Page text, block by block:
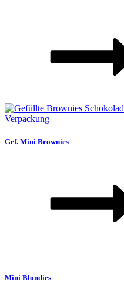
Gef. Mini Brownies
Mini Blondies